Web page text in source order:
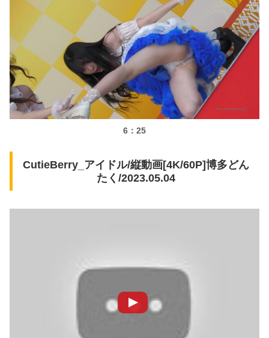
6：25
CutieBerry_アイドル/縦動画[4K/60P]博多どん
たく/2023.05.04